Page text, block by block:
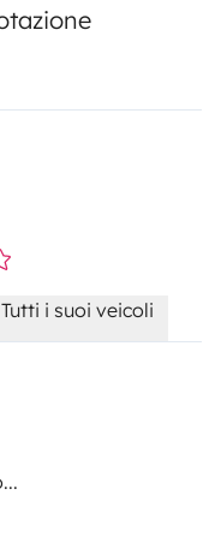
Tutti i suoi veicoli